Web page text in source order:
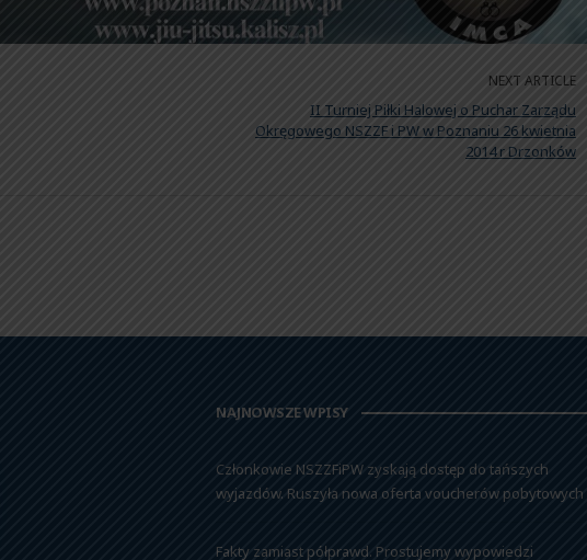
NEXT ARTICLE
II Turniej Piłki Halowej o Puchar Zarządu
Okręgowego NSZZF i PW w Poznaniu 26 kwietnia
2014 r Drzonków
NAJNOWSZE WPISY
Członkowie NSZZFiPW zyskają dostęp do tańszych
wyjazdów. Ruszyła nowa oferta voucherów pobytowych
Fakty zamiast półprawd. Prostujemy wypowiedzi